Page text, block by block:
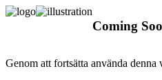
Coming
Genom att fortsätta använda